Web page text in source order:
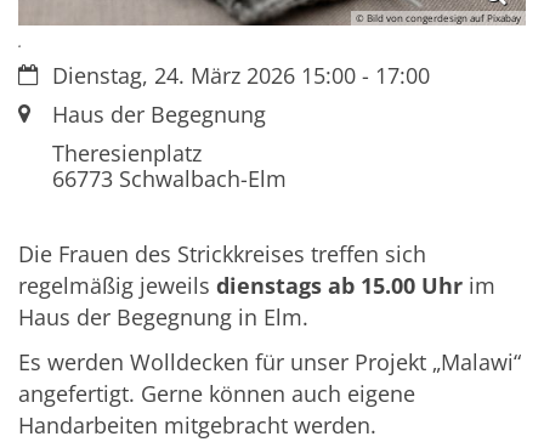
© Bild von congerdesign auf Pixabay
.
Datum:Dienstag, 24. März 2026 15:00 - 17:00
Ort:Haus der Begegnung
Theresienplatz
66773 Schwalbach-Elm
Die Frauen des Strickkreises treffen sich
regelmäßig jeweils dienstags ab 15.00 Uhr im
Haus der Begegnung in Elm.
Es werden Wolldecken für unser Projekt „Malawi“
angefertigt. Gerne können auch eigene
Handarbeiten mitgebracht werden.